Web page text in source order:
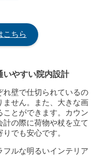
こちら
いやすい院内設計
れ壁で仕切られているの
ません。また、大きな画
とができます。カウン
計の際に荷物や杖を立て
でも安心です。
フルな明るいインテリア